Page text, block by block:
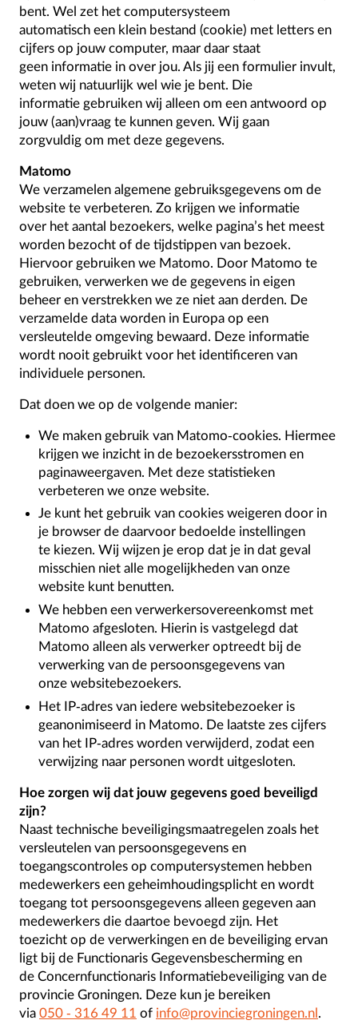
bent. Wel zet het computersysteem
automatisch een klein bestand (cookie) met letters en
cijfers op jouw computer, maar daar staat
geen informatie in over jou. Als jij een formulier invult,
weten wij natuurlijk wel wie je bent. Die
informatie gebruiken wij alleen om een antwoord op
jouw (aan)vraag te kunnen geven. Wij gaan
zorgvuldig om met deze gegevens.
Matomo
We verzamelen algemene gebruiksgegevens om de
website te verbeteren. Zo krijgen we informatie
over het aantal bezoekers, welke pagina’s het meest
worden bezocht of de tijdstippen van bezoek.
Hiervoor gebruiken we Matomo. Door Matomo te
gebruiken, verwerken we de gegevens in eigen
beheer en verstrekken we ze niet aan derden. De
verzamelde data worden in Europa op een
versleutelde omgeving bewaard. Deze informatie
wordt nooit gebruikt voor het identificeren van
individuele personen.
Dat doen we op de volgende manier:
We maken gebruik van Matomo-cookies. Hiermee
krijgen we inzicht in de bezoekersstromen en
paginaweergaven. Met deze statistieken
verbeteren we onze website.
Je kunt het gebruik van cookies weigeren door in
je browser de daarvoor bedoelde instellingen
te kiezen. Wij wijzen je erop dat je in dat geval
misschien niet alle mogelijkheden van onze
website kunt benutten.
We hebben een verwerkersovereenkomst met
Matomo afgesloten. Hierin is vastgelegd dat
Matomo alleen als verwerker optreedt bij de
verwerking van de persoonsgegevens van
onze websitebezoekers.
Het IP-adres van iedere websitebezoeker is
geanonimiseerd in Matomo. De laatste zes cijfers
van het IP-adres worden verwijderd, zodat een
verwijzing naar personen wordt uitgesloten.
Hoe zorgen wij dat jouw gegevens goed beveiligd
zijn?
Naast technische beveiligingsmaatregelen zoals het
versleutelen van persoonsgegevens en
toegangscontroles op computersystemen hebben
medewerkers een geheimhoudingsplicht en wordt
toegang tot persoonsgegevens alleen gegeven aan
medewerkers die daartoe bevoegd zijn. Het
toezicht op de verwerkingen en de beveiliging ervan
ligt bij de Functionaris Gegevensbescherming en
de Concernfunctionaris Informatiebeveiliging van de
provincie Groningen. Deze kun je bereiken
via 050 - 316 49 11 of info@provinciegroningen.nl .